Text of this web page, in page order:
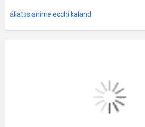
állatos anime ecchi kaland